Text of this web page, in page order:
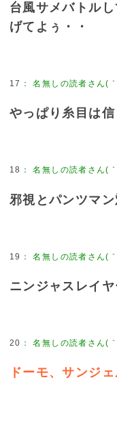
台風サメバトル
げてよぅ・・
17 ：名無しの読者さん(
やっぱり糸目は
18 ：名無しの読者さん(
邪視とパンツマ
19 ：名無しの読者さん(
ニンジャスレイ
20 ：名無しの読者さん(
ドーモ、サンジ